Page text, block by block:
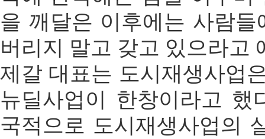
을 깨달은 이후에는 사람
버리지 말고 갖고 있으라고
제갈 대표는 도시재생사업
뉴딜사업이 한창이라고
국적으로 도시재생사업의